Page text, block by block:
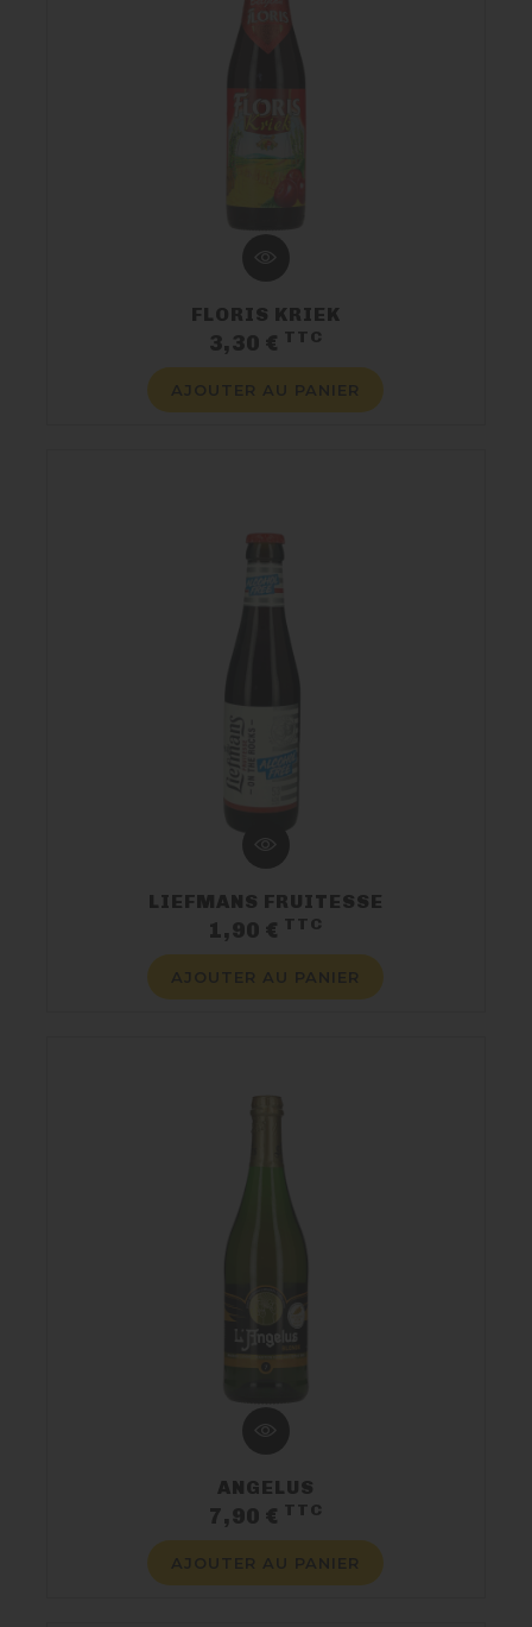
FLORIS KRIEK
3,30 € TTC
AJOUTER AU PANIER
LIEFMANS FRUITESSE
1,90 € TTC
AJOUTER AU PANIER
ANGELUS
7,90 € TTC
AJOUTER AU PANIER